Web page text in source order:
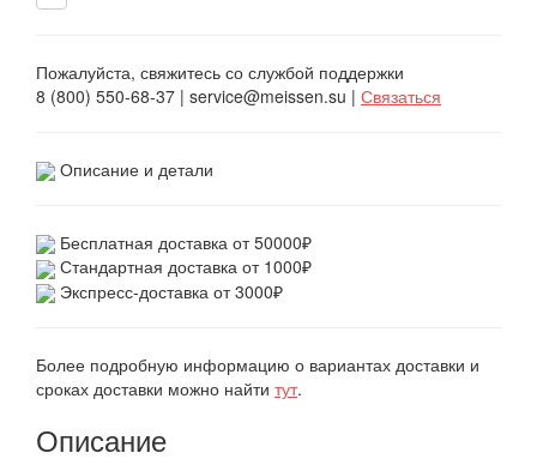
Пожалуйста, свяжитесь со службой поддержки
8 (800) 550-68-37 | service@meissen.su | Связаться
Описание и детали
Бесплатная доставка от 50000₽
Стандартная доставка от 1000₽
Экспресс-доставка от 3000₽
Более подробную информацию о вариантах доставки и
сроках доставки можно найти тут.
Описание